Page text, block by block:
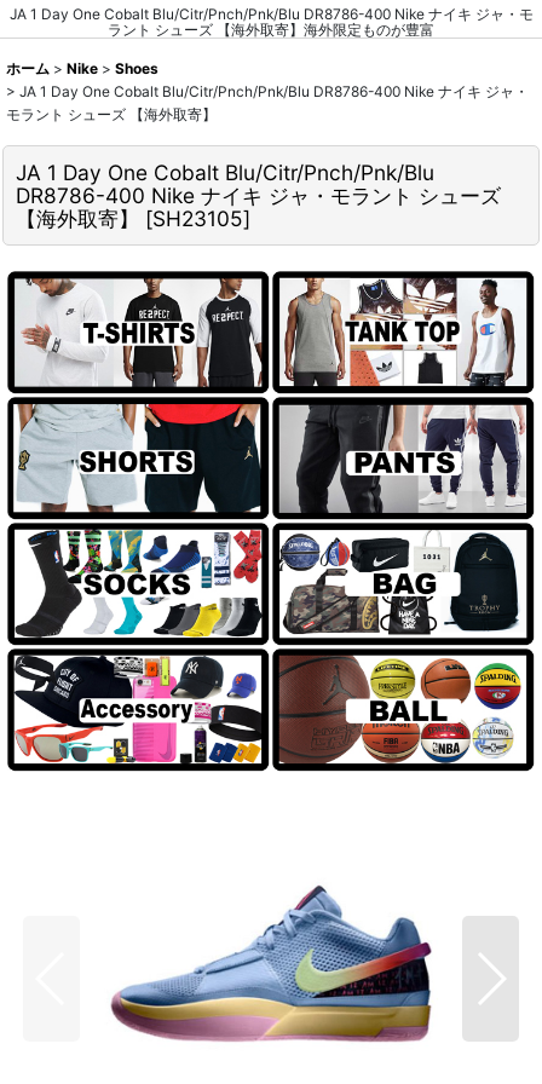
JA 1 Day One Cobalt Blu/Citr/Pnch/Pnk/Blu DR8786-400 Nike ナイキ ジャ・モ
ラント シューズ 【海外取寄】海外限定ものが豊富
ホーム > Nike > Shoes
> JA 1 Day One Cobalt Blu/Citr/Pnch/Pnk/Blu DR8786-400 Nike ナイキ ジャ・
モラント シューズ 【海外取寄】
JA 1 Day One Cobalt Blu/Citr/Pnch/Pnk/Blu
DR8786-400 Nike ナイキ ジャ・モラント シューズ
【海外取寄】
[SH23105]